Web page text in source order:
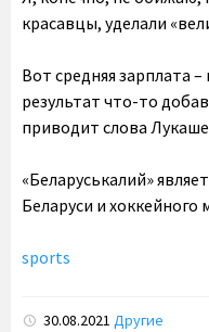
красавцы, уделали
Вот средняя зарплата
результат что-то
приводит слова
«Беларуськалий»
Беларуси и хоккейного
sports
30.08.2021 Другие